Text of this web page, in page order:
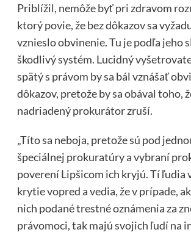
Priblížil, nemôže byť pri zdravom
ktorý povie, že bez dôkazov sa
vznieslo obvinenie. Tu je podľa jeho
škodlivý systém. Lucidný
spätý s právom by sa bál vznášať
dôkazov, pretože by sa obával toho,
nadriadený prokurátor zruší.
„Títo sa neboja, pretože sú pod
špeciálnej prokuratúry a vybraní
poverení Lipšicom ich kryjú. Tí ľudia
krytie vopred a vedia, že v prípade,
nich podané trestné oznámenia za
právomoci, tak majú svojich ľudí na